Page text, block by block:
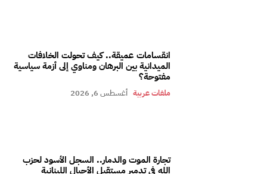
انقسامات عميقة.. كيف تحولت الخلافات
الميدانية بين البرهان ومناوي إلى أزمة سياسية
مفتوحة؟
ملفات عربية أغسطس 6, 2026
تجارة الموت والدمار.. السجل الأسود لحزب
الله في تدمير مستقبل الأجيال اللبنانية